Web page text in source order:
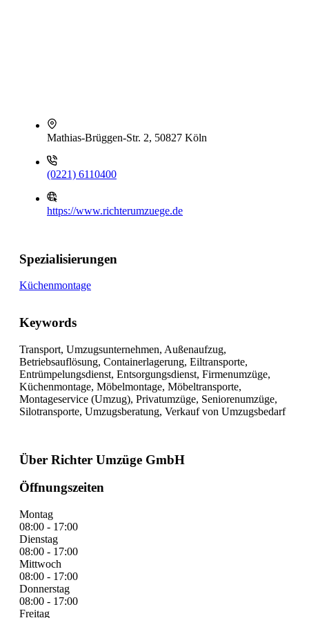
Mathias-Brüggen-Str. 2, 50827 Köln
(0221) 6110400
https://www.richterumzuege.de
Spezialisierungen
Küchenmontage
Keywords
Transport, Umzugsunternehmen, Außenaufzug,
Betriebsauflösung, Containerlagerung, Eiltransporte,
Entrümpelungsdienst, Entsorgungsdienst, Firmenumzüge,
Küchenmontage, Möbelmontage, Möbeltransporte,
Montageservice (Umzug), Privatumzüge, Seniorenumzüge,
Silotransporte, Umzugsberatung, Verkauf von Umzugsbedarf
Über Richter Umzüge GmbH
Öffnungszeiten
Montag
08:00 - 17:00
Dienstag
08:00 - 17:00
Mittwoch
08:00 - 17:00
Donnerstag
08:00 - 17:00
Freitag